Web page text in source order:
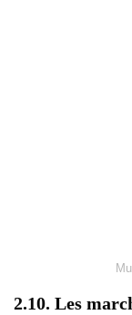
2.10. Les